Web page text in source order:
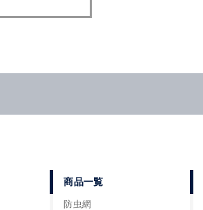
商品一覧
防虫網